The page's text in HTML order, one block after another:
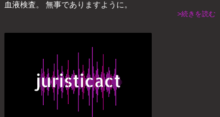
血液検査。 無事でありますように。
>続きを読む